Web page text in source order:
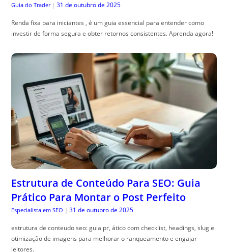
Guia do Trader | 31 de outubro de 2025
Renda fixa para iniciantes , é um guia essencial para entender como
investir de forma segura e obter retornos consistentes. Aprenda agora!
Estrutura de Conteúdo Para SEO: Guia
Prático Para Montar o Post Perfeito
Especialista em SEO | 31 de outubro de 2025
estrutura de conteudo seo: guia pr, ático com checklist, headings, slug e
otimização de imagens para melhorar o ranqueamento e engajar
leitores.